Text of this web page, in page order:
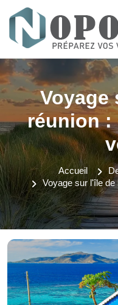
Voyage
réunion :
Accueil
Voyage sur l'île de